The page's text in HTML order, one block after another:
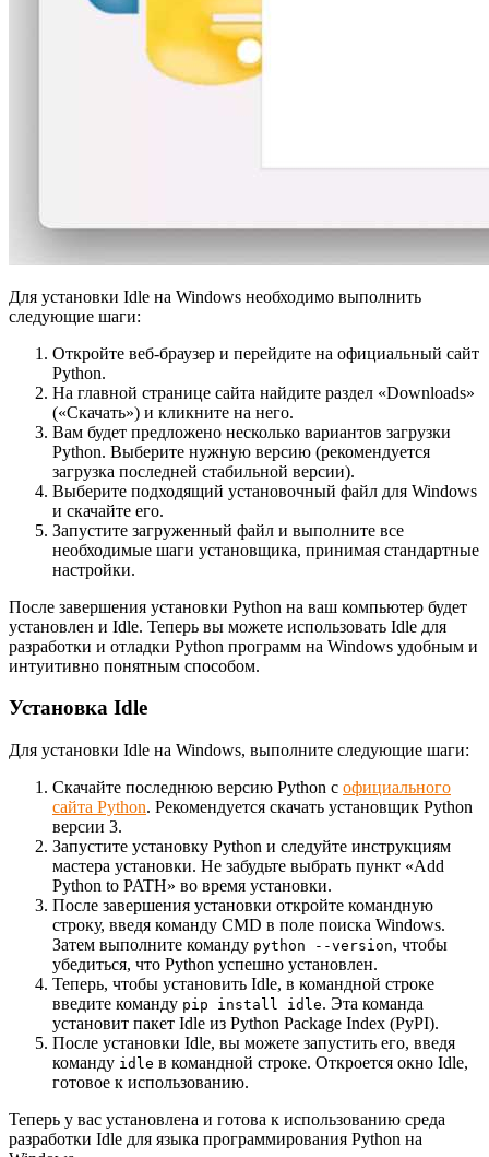
Для установки Idle на Windows необходимо выполнить
следующие шаги:
Откройте веб-браузер и перейдите на официальный сайт
Python.
На главной странице сайта найдите раздел «Downloads»
(«Скачать») и кликните на него.
Вам будет предложено несколько вариантов загрузки
Python. Выберите нужную версию (рекомендуется
загрузка последней стабильной версии).
Выберите подходящий установочный файл для Windows
и скачайте его.
Запустите загруженный файл и выполните все
необходимые шаги установщика, принимая стандартные
настройки.
После завершения установки Python на ваш компьютер будет
установлен и Idle. Теперь вы можете использовать Idle для
разработки и отладки Python программ на Windows удобным и
интуитивно понятным способом.
Установка Idle
Для установки Idle на Windows, выполните следующие шаги:
Скачайте последнюю версию Python с официального
сайта Python. Рекомендуется скачать установщик Python
версии 3.
Запустите установку Python и следуйте инструкциям
мастера установки. Не забудьте выбрать пункт «Add
Python to PATH» во время установки.
После завершения установки откройте командную
строку, введя команду CMD в поле поиска Windows.
Затем выполните команду python --version, чтобы
убедиться, что Python успешно установлен.
Теперь, чтобы установить Idle, в командной строке
введите команду pip install idle. Эта команда
установит пакет Idle из Python Package Index (PyPI).
После установки Idle, вы можете запустить его, введя
команду idle в командной строке. Откроется окно Idle,
готовое к использованию.
Теперь у вас установлена и готова к использованию среда
разработки Idle для языка программирования Python на